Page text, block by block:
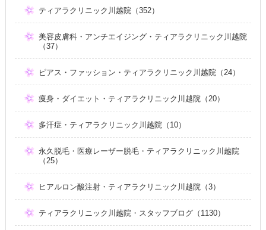
ティアラクリニック川越院（352）
美容皮膚科・アンチエイジング・ティアラクリニック川越院
（37）
ピアス・ファッション・ティアラクリニック川越院（24）
痩身・ダイエット・ティアラクリニック川越院（20）
多汗症・ティアラクリニック川越院（10）
永久脱毛・医療レーザー脱毛・ティアラクリニック川越院
（25）
ヒアルロン酸注射・ティアラクリニック川越院（3）
ティアラクリニック川越院・スタッフブログ（1130）